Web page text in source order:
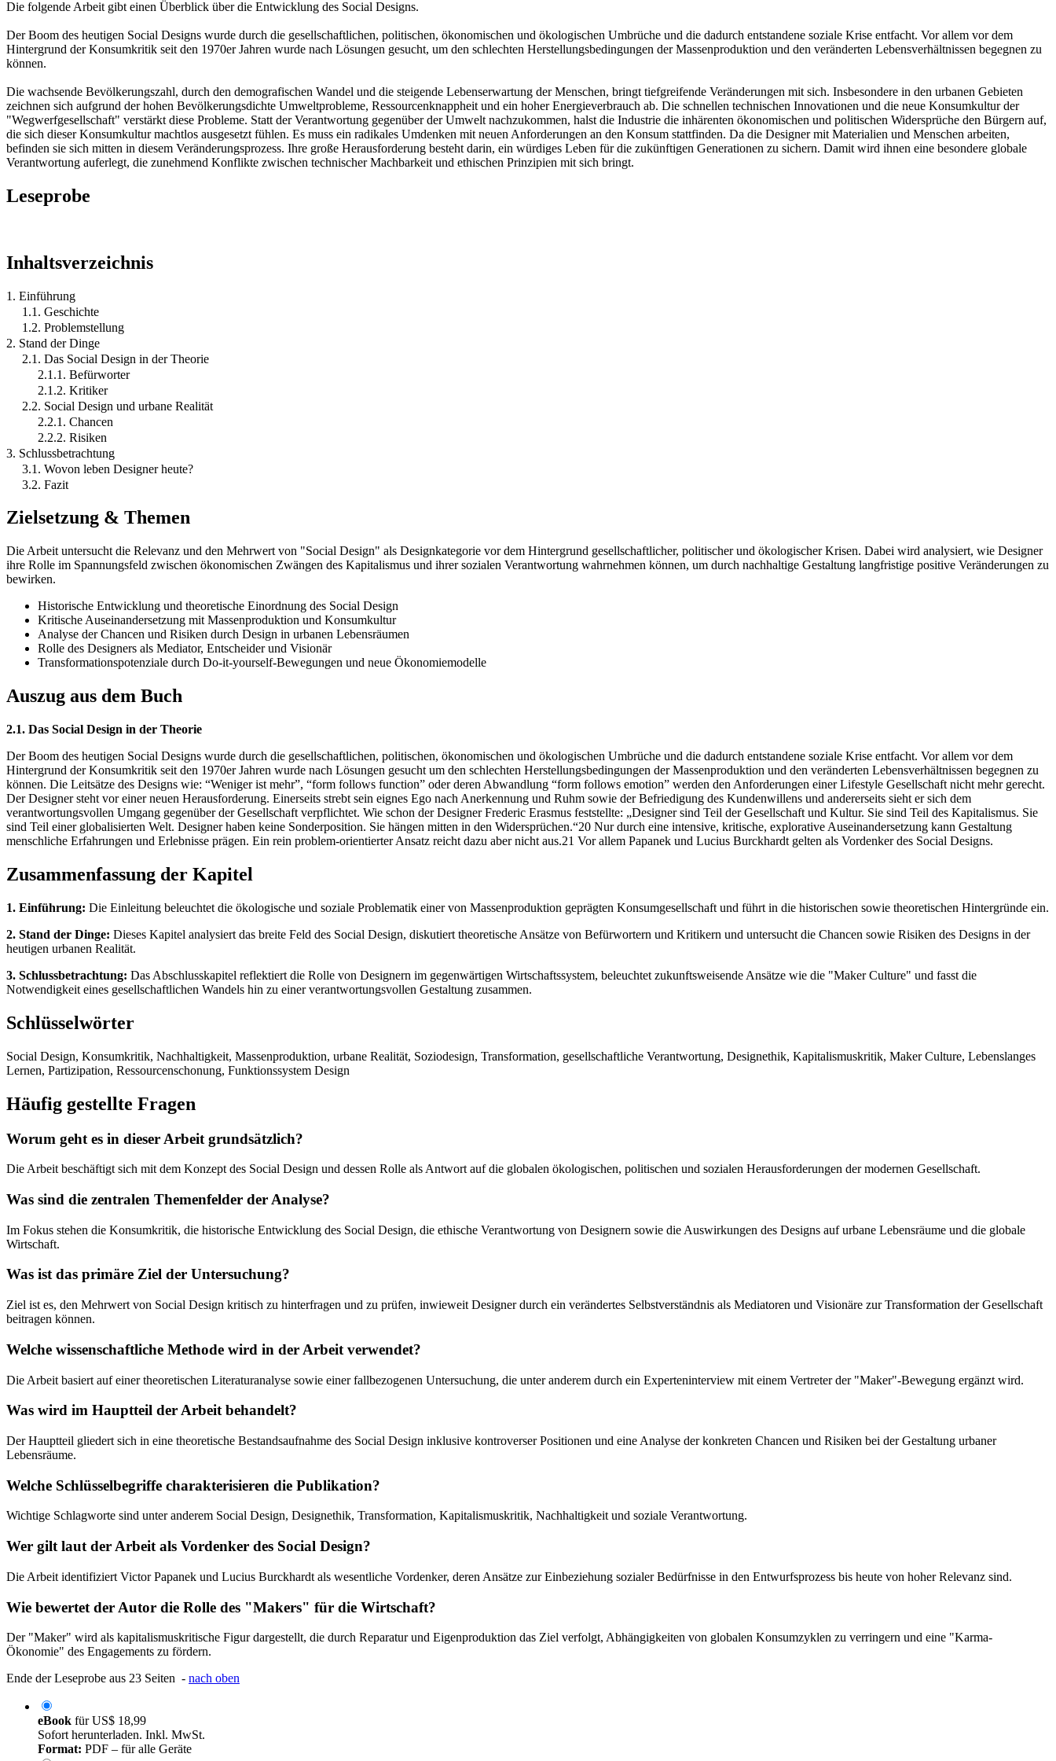
Die folgende Arbeit gibt einen Überblick über die Entwicklung des Social Designs.
Der Boom des heutigen Social Designs wurde durch die gesellschaftlichen, politischen, ökonomischen und ökologischen Umbrüche und die dadurch entstandene soziale Krise entfacht. Vor allem vor dem
Hintergrund der Konsumkritik seit den 1970er Jahren wurde nach Lösungen gesucht, um den schlechten Herstellungsbedingungen der Massenproduktion und den veränderten Lebensverhältnissen begegnen zu
können.
Die wachsende Bevölkerungszahl, durch den demografischen Wandel und die steigende Lebenserwartung der Menschen, bringt tiefgreifende Veränderungen mit sich. Insbesondere in den urbanen Gebieten
zeichnen sich aufgrund der hohen Bevölkerungsdichte Umweltprobleme, Ressourcenknappheit und ein hoher Energieverbrauch ab. Die schnellen technischen Innovationen und die neue Konsumkultur der
"Wegwerfgesellschaft" verstärkt diese Probleme. Statt der Verantwortung gegenüber der Umwelt nachzukommen, halst die Industrie die inhärenten ökonomischen und politischen Widersprüche den Bürgern auf,
die sich dieser Konsumkultur machtlos ausgesetzt fühlen. Es muss ein radikales Umdenken mit neuen Anforderungen an den Konsum stattfinden. Da die Designer mit Materialien und Menschen arbeiten,
befinden sie sich mitten in diesem Veränderungsprozess. Ihre große Herausforderung besteht darin, ein würdiges Leben für die zukünftigen Generationen zu sichern. Damit wird ihnen eine besondere globale
Verantwortung auferlegt, die zunehmend Konflikte zwischen technischer Machbarkeit und ethischen Prinzipien mit sich bringt.
Leseprobe
Inhaltsverzeichnis
1. Einführung
1.1. Geschichte
1.2. Problemstellung
2. Stand der Dinge
2.1. Das Social Design in der Theorie
2.1.1. Befürworter
2.1.2. Kritiker
2.2. Social Design und urbane Realität
2.2.1. Chancen
2.2.2. Risiken
3. Schlussbetrachtung
3.1. Wovon leben Designer heute?
3.2. Fazit
Zielsetzung & Themen
Die Arbeit untersucht die Relevanz und den Mehrwert von "Social Design" als Designkategorie vor dem Hintergrund gesellschaftlicher, politischer und ökologischer Krisen. Dabei wird analysiert, wie Designer
ihre Rolle im Spannungsfeld zwischen ökonomischen Zwängen des Kapitalismus und ihrer sozialen Verantwortung wahrnehmen können, um durch nachhaltige Gestaltung langfristige positive Veränderungen zu
bewirken.
Historische Entwicklung und theoretische Einordnung des Social Design
Kritische Auseinandersetzung mit Massenproduktion und Konsumkultur
Analyse der Chancen und Risiken durch Design in urbanen Lebensräumen
Rolle des Designers als Mediator, Entscheider und Visionär
Transformationspotenziale durch Do-it-yourself-Bewegungen und neue Ökonomiemodelle
Auszug aus dem Buch
2.1. Das Social Design in der Theorie
Der Boom des heutigen Social Designs wurde durch die gesellschaftlichen, politischen, ökonomischen und ökologischen Umbrüche und die dadurch entstandene soziale Krise entfacht. Vor allem vor dem
Hintergrund der Konsumkritik seit den 1970er Jahren wurde nach Lösungen gesucht um den schlechten Herstellungsbedingungen der Massenproduktion und den veränderten Lebensverhältnissen begegnen zu
können. Die Leitsätze des Designs wie: “Weniger ist mehr”, “form follows function” oder deren Abwandlung “form follows emotion” werden den Anforderungen einer Lifestyle Gesellschaft nicht mehr gerecht.
Der Designer steht vor einer neuen Herausforderung. Einerseits strebt sein eignes Ego nach Anerkennung und Ruhm sowie der Befriedigung des Kundenwillens und andererseits sieht er sich dem
verantwortungsvollen Umgang gegenüber der Gesellschaft verpflichtet. Wie schon der Designer Frederic Erasmus feststellte: „Designer sind Teil der Gesellschaft und Kultur. Sie sind Teil des Kapitalismus. Sie
sind Teil einer globalisierten Welt. Designer haben keine Sonderposition. Sie hängen mitten in den Widersprüchen.“20 Nur durch eine intensive, kritische, explorative Auseinandersetzung kann Gestaltung
menschliche Erfahrungen und Erlebnisse prägen. Ein rein problem-orientierter Ansatz reicht dazu aber nicht aus.21 Vor allem Papanek und Lucius Burckhardt gelten als Vordenker des Social Designs.
Zusammenfassung der Kapitel
1. Einführung: Die Einleitung beleuchtet die ökologische und soziale Problematik einer von Massenproduktion geprägten Konsumgesellschaft und führt in die historischen sowie theoretischen Hintergründe ein.
2. Stand der Dinge: Dieses Kapitel analysiert das breite Feld des Social Design, diskutiert theoretische Ansätze von Befürwortern und Kritikern und untersucht die Chancen sowie Risiken des Designs in der
heutigen urbanen Realität.
3. Schlussbetrachtung: Das Abschlusskapitel reflektiert die Rolle von Designern im gegenwärtigen Wirtschaftssystem, beleuchtet zukunftsweisende Ansätze wie die "Maker Culture" und fasst die
Notwendigkeit eines gesellschaftlichen Wandels hin zu einer verantwortungsvollen Gestaltung zusammen.
Schlüsselwörter
Social Design, Konsumkritik, Nachhaltigkeit, Massenproduktion, urbane Realität, Soziodesign, Transformation, gesellschaftliche Verantwortung, Designethik, Kapitalismuskritik, Maker Culture, Lebenslanges
Lernen, Partizipation, Ressourcenschonung, Funktionssystem Design
Häufig gestellte Fragen
Worum geht es in dieser Arbeit grundsätzlich?
Die Arbeit beschäftigt sich mit dem Konzept des Social Design und dessen Rolle als Antwort auf die globalen ökologischen, politischen und sozialen Herausforderungen der modernen Gesellschaft.
Was sind die zentralen Themenfelder der Analyse?
Im Fokus stehen die Konsumkritik, die historische Entwicklung des Social Design, die ethische Verantwortung von Designern sowie die Auswirkungen des Designs auf urbane Lebensräume und die globale
Wirtschaft.
Was ist das primäre Ziel der Untersuchung?
Ziel ist es, den Mehrwert von Social Design kritisch zu hinterfragen und zu prüfen, inwieweit Designer durch ein verändertes Selbstverständnis als Mediatoren und Visionäre zur Transformation der Gesellschaft
beitragen können.
Welche wissenschaftliche Methode wird in der Arbeit verwendet?
Die Arbeit basiert auf einer theoretischen Literaturanalyse sowie einer fallbezogenen Untersuchung, die unter anderem durch ein Experteninterview mit einem Vertreter der "Maker"-Bewegung ergänzt wird.
Was wird im Hauptteil der Arbeit behandelt?
Der Hauptteil gliedert sich in eine theoretische Bestandsaufnahme des Social Design inklusive kontroverser Positionen und eine Analyse der konkreten Chancen und Risiken bei der Gestaltung urbaner
Lebensräume.
Welche Schlüsselbegriffe charakterisieren die Publikation?
Wichtige Schlagworte sind unter anderem Social Design, Designethik, Transformation, Kapitalismuskritik, Nachhaltigkeit und soziale Verantwortung.
Wer gilt laut der Arbeit als Vordenker des Social Design?
Die Arbeit identifiziert Victor Papanek und Lucius Burckhardt als wesentliche Vordenker, deren Ansätze zur Einbeziehung sozialer Bedürfnisse in den Entwurfsprozess bis heute von hoher Relevanz sind.
Wie bewertet der Autor die Rolle des "Makers" für die Wirtschaft?
Der "Maker" wird als kapitalismuskritische Figur dargestellt, die durch Reparatur und Eigenproduktion das Ziel verfolgt, Abhängigkeiten von globalen Konsumzyklen zu verringern und eine "Karma-
Ökonomie" des Engagements zu fördern.
Ende der Leseprobe aus 23 Seiten - nach oben
eBook fürUS$ 18,99
Sofort herunterladen. Inkl. MwSt.
Format: PDF – für alle Geräte